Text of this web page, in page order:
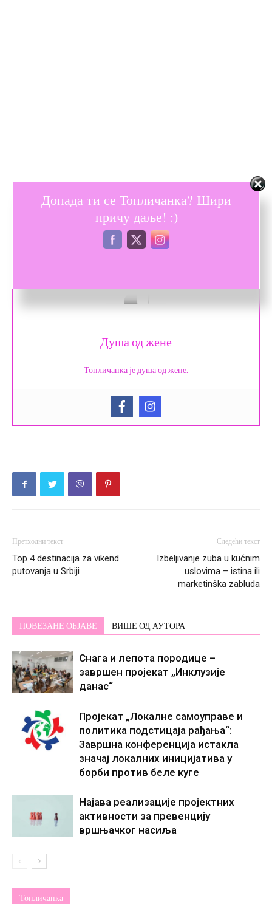
Душа од жене
Топличанка је душа од жене.
Претходни текст
Top 4 destinacija za vikend
putovanja u Srbiji
Следећи текст
Izbeljivanje zuba u kućnim
uslovima – istina ili
marketinška zabluda
ПОВЕЗАНЕ ОБЈАВЕ ВИШЕ ОД АУТОРА
Снага и лепота породице –
завршен пројекат „Инклузије
данас“
Пројекат „Локалне самоуправе и
политика подстицаја рађања“:
Завршна конференција истакла
значај локалних иницијатива у
борби против беле куге
Најава реализације пројектних
активности за превенцију
вршњачког насиља
Топличанка
Допада ти се Топличанка? Шири
причу даље! :)